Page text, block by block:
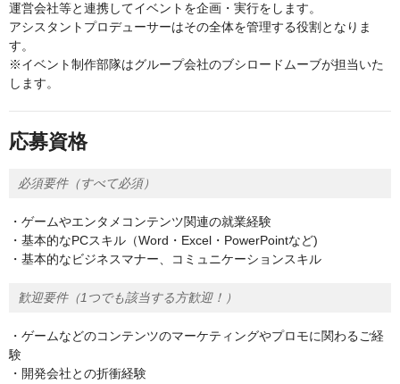
運営会社等と連携してイベントを企画・実行をします。
アシスタントプロデューサーはその全体を管理する役割となりま
す。
※イベント制作部隊はグループ会社のブシロードムーブが担当いた
します。
応募資格
必須要件（すべて必須）
・ゲームやエンタメコンテンツ関連の就業経験
・基本的なPCスキル（Word・Excel・PowerPointなど)
・基本的なビジネスマナー、コミュニケーションスキル
歓迎要件（1つでも該当する方歓迎！）
・ゲームなどのコンテンツのマーケティングやプロモに関わるご経
験
・開発会社との折衝経験